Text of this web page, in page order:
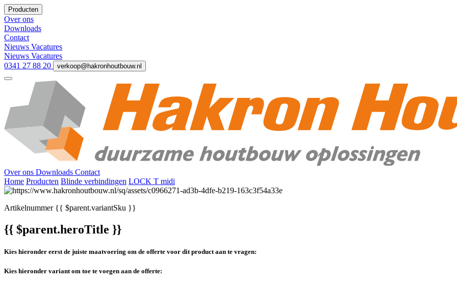
Producten
Over ons
Downloads
Contact
Nieuws Vacatures
Nieuws Vacatures
0341 27 88 20
verkoop@hakronhoutbouw.nl
Over ons Downloads Contact
Home Producten Blinde verbindingen LOCK T midi
Artikelnummer{{ $parent.variantSku }}
{{ $parent.heroTitle }}
Kies hieronder eerst de juiste maatvoering om de offerte voor dit product aan te vragen:
Kies hieronder variant om toe te voegen aan de offerte: